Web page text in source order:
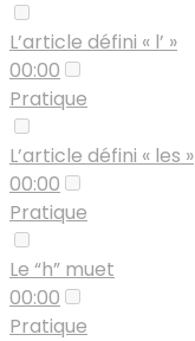
L’article défini « l’ »
00:00
Pratique
L’article défini « les »
00:00
Pratique
Le “h” muet
00:00
Pratique